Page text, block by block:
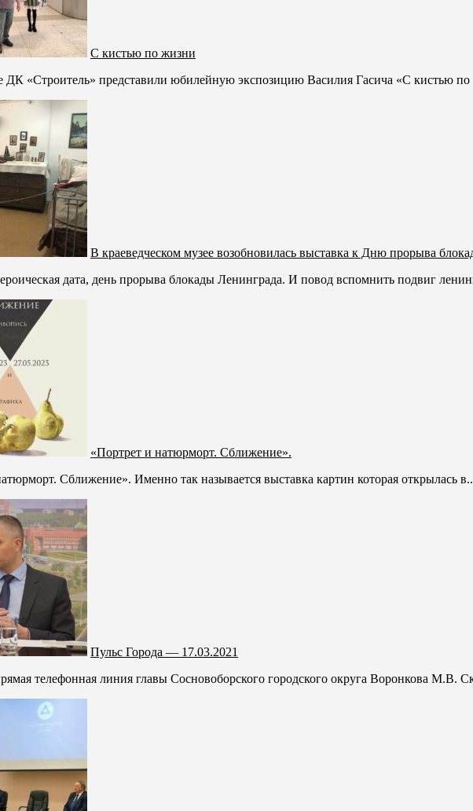
С кистью по жизни
ДК «Строитель» представили юбилейную экспозицию Василия Гасича «С кистью
В краеведческом музее возобновилась выставка к Дню прорыва
дата, день прорыва блокады Ленинграда. И повод вспомнить подвиг
«Портрет и натюрморт. Сближение».
Сближение». Именно так называется выставка картин которая открылась
Пульс Города — 17.03.2021
телефонная линия главы Сосновоборского городского округа Воронкова М.В.